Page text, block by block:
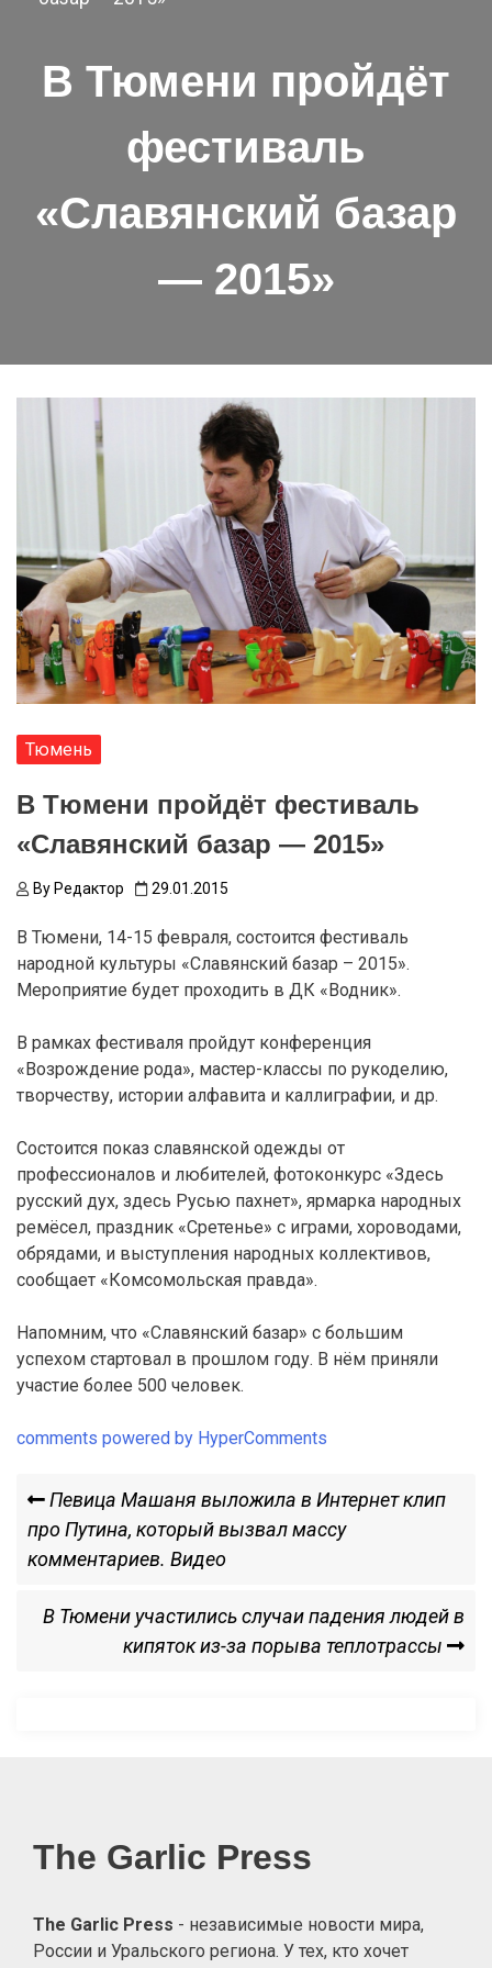
В Тюмени пройдёт
фестиваль
«Славянский базар
— 2015»
Тюмень
В Тюмени пройдёт фестиваль
«Славянский базар — 2015»
By Редактор 29.01.2015
В Тюмени, 14-15 февраля, состоится фестиваль
народной культуры «Славянский базар – 2015».
Мероприятие будет проходить в ДК «Водник».
В рамках фестиваля пройдут конференция
«Возрождение рода», мастер-классы по рукоделию,
творчеству, истории алфавита и каллиграфии, и др.
Состоится показ славянской одежды от
профессионалов и любителей, фотоконкурс «Здесь
русский дух, здесь Русью пахнет», ярмарка народных
ремёсел, праздник «Сретенье» с играми, хороводами,
обрядами, и выступления народных коллективов,
сообщает «Комсомольская правда».
Напомним, что «Славянский базар» с большим
успехом стартовал в прошлом году. В нём приняли
участие более 500 человек.
comments powered by HyperComments
Навигация
по
записям
Previous
Post
Певица Машаня выложила в Интернет клип
про Путина, который вызвал массу
комментариев. Видео
Next
В Тюмени участились случаи падения людей в
кипяток из-за порыва теплотрассы
The Garlic Press
The Garlic Press - независимые новости мира,
России и Уральского региона. У тех, кто хочет